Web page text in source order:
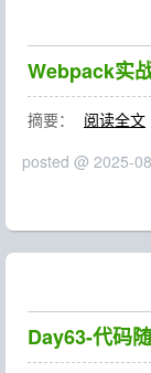
Webpack实
摘要：
阅读全文
posted @ 2025-
Day63-代码